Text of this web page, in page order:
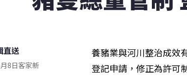
直送
8日客家新
養豬業與河川整治成效
登記申請，修正為許可